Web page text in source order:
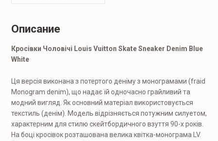
Описание
Кросівки Чоловічі Louis Vuitton Skate Sneaker Denim Blue
White
Ця версія виконана з потертого деніму з монограмами (fraid
Monogram denim), що надає їй одночасно грайливий та
модний вигляд. Як основний матеріал використовується
текстиль (денім). Модель відрізняється потужним силуетом,
характерним для стилю скейтбордичного взуття 90-х років.
На боці кросівок розташована велика квітка-монограма LV.